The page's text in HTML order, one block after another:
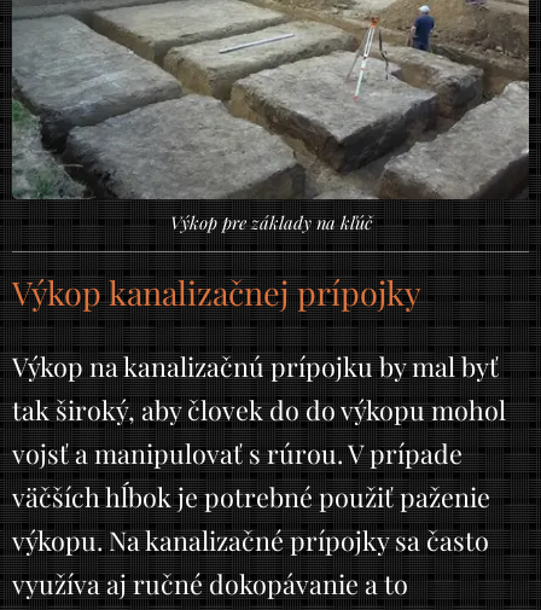
Výkop pre základy na kľúč
Výkop kanalizačnej prípojky
Výkop na kanalizačnú prípojku by mal byť
tak široký, aby človek do do výkopu mohol
vojsť a manipulovať s rúrou. V prípade
väčších hĺbok je potrebné použiť paženie
výkopu. Na kanalizačné prípojky sa často
využíva aj ručné dokopávanie a to